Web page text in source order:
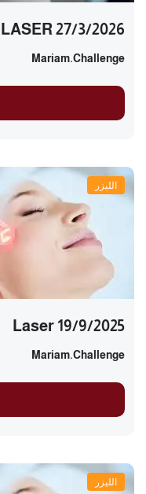
LASER 27/3/2026
Mariam.challenge
الليزر
Laser 19/9/2025
Mariam.challenge
الليزر